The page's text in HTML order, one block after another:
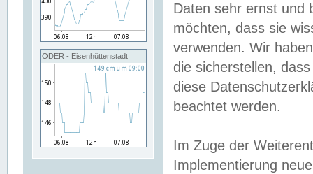
ODER - Eisenhüttenstadt
Daten sehr ernst und
möchten, dass sie
verwenden. Wir
die sicherstellen,
diese
beachtet werden.
Im Zuge der
Implementierung